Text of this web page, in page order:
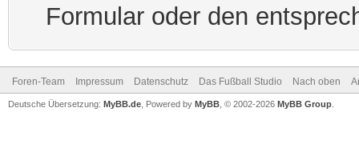
Formular oder den
Foren-Team Impressum Datenschutz Das Fußball Studio Nach oben
Deutsche Übersetzung: MyBB.de , Powered by MyBB , © 2002-2026 MyBB Group